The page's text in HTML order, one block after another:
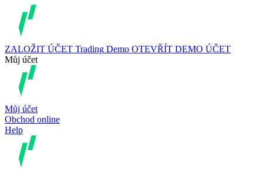
ZALOŽIT ÚČET Trading Demo OTEVŘÍT DEMO ÚČET
Můj účet
Můj účet
Obchod online
Help